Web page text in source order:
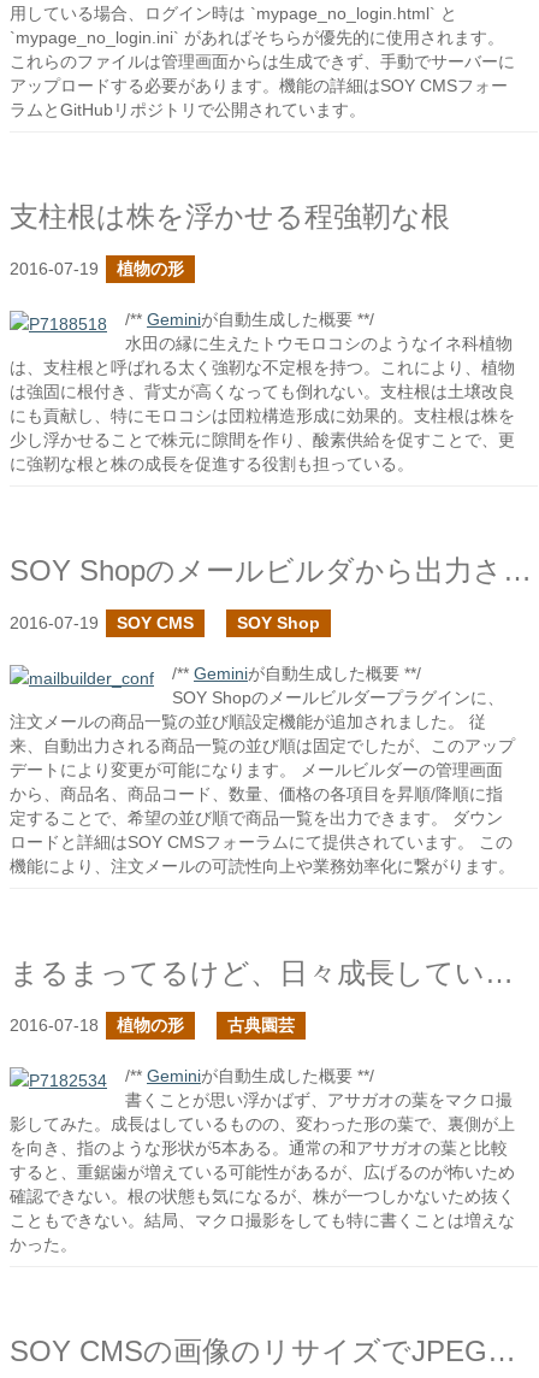
用している場合、ログイン時は `mypage_no_login.html` と
`mypage_no_login.ini` があればそちらが優先的に使用されます。
これらのファイルは管理画面からは生成できず、手動でサーバーに
アップロードする必要があります。機能の詳細はSOY CMSフォー
ラムとGitHubリポジトリで公開されています。
支柱根は株を浮かせる程強靭な根
2016-07-19 植物の形
/** Geminiが自動生成した概要 **/
水田の縁に生えたトウモロコシのようなイネ科植物
は、支柱根と呼ばれる太く強靭な不定根を持つ。これにより、植物
は強固に根付き、背丈が高くなっても倒れない。支柱根は土壌改良
にも貢献し、特にモロコシは団粒構造形成に効果的。支柱根は株を
少し浮かせることで株元に隙間を作り、酸素供給を促すことで、更
に強靭な根と株の成長を促進する役割も担っている。
SOY Shopのメールビルダから出力される商品一覧に並び順設定を追加しました
2016-07-19 SOY CMS SOY Shop
/** Geminiが自動生成した概要 **/
SOY Shopのメールビルダープラグインに、
注文メールの商品一覧の並び順設定機能が追加されました。 従
来、自動出力される商品一覧の並び順は固定でしたが、このアップ
デートにより変更が可能になります。 メールビルダーの管理画面
から、商品名、商品コード、数量、価格の各項目を昇順/降順に指
定することで、希望の並び順で商品一覧を出力できます。 ダウン
ロードと詳細はSOY CMSフォーラムにて提供されています。 この
機能により、注文メールの可読性向上や業務効率化に繋がります。
まるまってるけど、日々成長しています
2016-07-18 植物の形 古典園芸
/** Geminiが自動生成した概要 **/
書くことが思い浮かばず、アサガオの葉をマクロ撮
影してみた。成長はしているものの、変わった形の葉で、裏側が上
を向き、指のような形状が5本ある。通常の和アサガオの葉と比較
すると、重鋸歯が増えている可能性があるが、広げるのが怖いため
確認できない。根の状態も気になるが、株が一つしかないため抜く
こともできない。結局、マクロ撮影をしても特に書くことは増えな
かった。
SOY CMSの画像のリサイズでJPEGのロスレス圧縮を追加した